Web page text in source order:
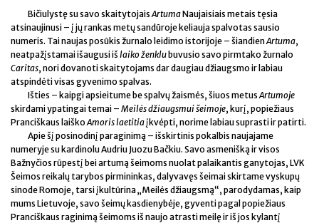
Bičiulystę su savo skaitytojaisArtumaNaujaisiais metais tęsia
atsinaujinusi – į jų rankas metų sandūroje keliauja spalvotas sausio
numeris. Tai naujas posūkis žurnalo leidimo istorijoje – šiandienArtuma,
neatpažįstamai išaugusi iš laiko ženklubuvusio savo pirmtako žurnalo
Caritas, nori dovanoti skaitytojams dar daugiau džiaugsmo ir labiau
atspindėti visas gyvenimo spalvas.
Išties – kaipgi apsieitume be spalvų žaismės, šiuos metusArtumoje
skirdami ypatingai temai – Meilės džiaugsmui šeimoje, kurį, popiežiaus
Pranciškaus laiškoAmoris laetitia įkvėpti, norime labiau suprasti ir patirti.
Apie šį posinodinį paraginimą – išskirtinis pokalbis naujajame
numeryje su kardinolu Audriu Juozu Bačkiu. Savo asmenišką ir visos
Bažnyčios rūpestį bei artumą šeimoms nuolat palaikantis ganytojas, LVK
Šeimos reikalų tarybos pirmininkas, dalyvavęs šeimai skirtame vyskupų
sinode Romoje, tarsi įkultūrina „Meilės džiaugsmą“, parodydamas, kaip
mums Lietuvoje, savo šeimų kasdienybėje, gyventi pagal popiežiaus
Pranciškaus raginimą šeimoms iš naujo atrasti meilę ir iš jos kylantį